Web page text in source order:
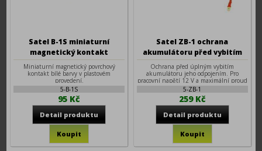
Satel B-1S miniaturní
magnetický kontakt
Miniaturní magnetický povrchový
kontakt bílé barvy v plastovém
provedení.
5-B-1S
95 Kč
Satel ZB-1 ochrana
akumulátoru před vybitím
Ochrana před úplným vybitím
akumulátoru jeho odpojením. Pro
pracovní napětí 12 V a maximální proud
7 A.
5-ZB-1
259 Kč